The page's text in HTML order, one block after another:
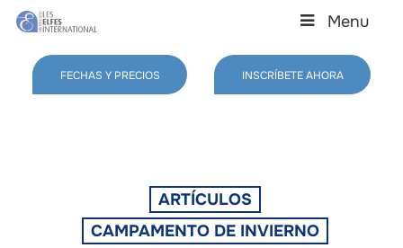
Skip
content
Menu
FECHAS Y PRECIOS INSCRÍBETE AHORA
ARTÍCULOS
CAMPAMENTO DE INVIERNO
Close
Menu